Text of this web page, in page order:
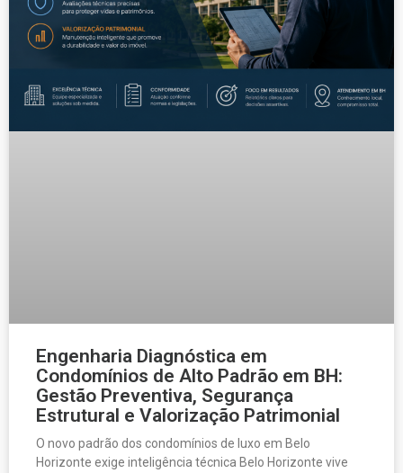
Engenharia Diagnóstica em
Condomínios de Alto Padrão em BH:
Gestão Preventiva, Segurança
Estrutural e Valorização Patrimonial
O novo padrão dos condomínios de luxo em Belo
Horizonte exige inteligência técnica Belo Horizonte vive